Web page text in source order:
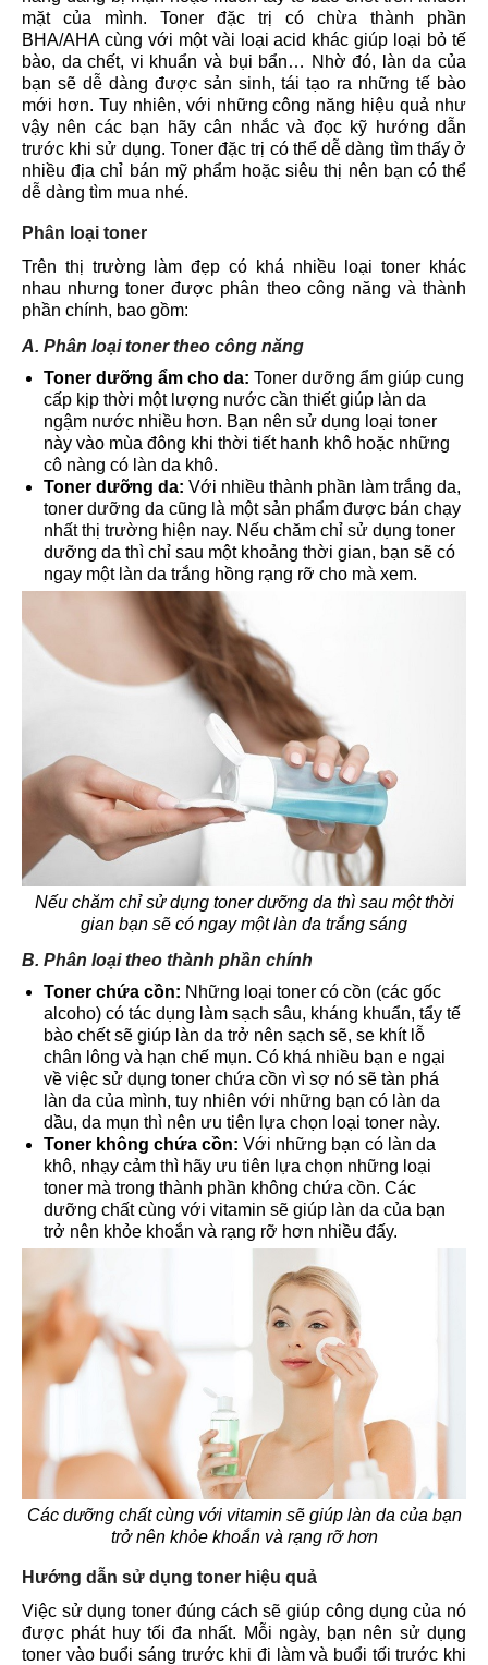
mặt của mình. Toner đặc trị có chừa thành phần
BHA/AHA cùng với một vài loại acid khác giúp loại bỏ tế
bào, da chết, vi khuẩn và bụi bẩn… Nhờ đó, làn da của
bạn sẽ dễ dàng được sản sinh, tái tạo ra những tế bào
mới hơn. Tuy nhiên, với những công năng hiệu quả như
vậy nên các bạn hãy cân nhắc và đọc kỹ hướng dẫn
trước khi sử dụng. Toner đặc trị có thể dễ dàng tìm thấy ở
nhiều địa chỉ bán mỹ phẩm hoặc siêu thị nên bạn có thể
dễ dàng tìm mua nhé.
Phân loại toner
Trên thị trường làm đẹp có khá nhiều loại toner khác
nhau nhưng toner được phân theo công năng và thành
phần chính, bao gồm:
A. Phân loại toner theo công năng
Toner dưỡng ẩm cho da: Toner dưỡng ẩm giúp cung
cấp kịp thời một lượng nước cần thiết giúp làn da
ngậm nước nhiều hơn. Bạn nên sử dụng loại toner
này vào mùa đông khi thời tiết hanh khô hoặc những
cô nàng có làn da khô.
Toner dưỡng da: Với nhiều thành phần làm trắng da,
toner dưỡng da cũng là một sản phẩm được bán chạy
nhất thị trường hiện nay. Nếu chăm chỉ sử dụng toner
dưỡng da thì chỉ sau một khoảng thời gian, bạn sẽ có
ngay một làn da trắng hồng rạng rỡ cho mà xem.
Nếu chăm chỉ sử dụng toner dưỡng da thì sau một thời
gian bạn sẽ có ngay một làn da trắng sáng
B. Phân loại theo thành phần chính
Toner chứa cồn: Những loại toner có cồn (các gốc
alcoho) có tác dụng làm sạch sâu, kháng khuẩn, tẩy tế
bào chết sẽ giúp làn da trở nên sạch sẽ, se khít lỗ
chân lông và hạn chế mụn. Có khá nhiều bạn e ngại
về việc sử dụng toner chứa cồn vì sợ nó sẽ tàn phá
làn da của mình, tuy nhiên với những bạn có làn da
dầu, da mụn thì nên ưu tiên lựa chọn loại toner này.
Toner không chứa cồn: Với những bạn có làn da
khô, nhạy cảm thì hãy ưu tiên lựa chọn những loại
toner mà trong thành phần không chứa cồn. Các
dưỡng chất cùng với vitamin sẽ giúp làn da của bạn
trở nên khỏe khoắn và rạng rỡ hơn nhiều đấy.
Các dưỡng chất cùng với vitamin sẽ giúp làn da của bạn
trở nên khỏe khoắn và rạng rỡ hơn
Hướng dẫn sử dụng toner hiệu quả
Việc sử dụng toner đúng cách sẽ giúp công dụng của nó
được phát huy tối đa nhất. Mỗi ngày, bạn nên sử dụng
toner vào buổi sáng trước khi đi làm và buổi tối trước khi